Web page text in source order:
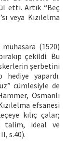
etti. Artık “Beç
veya Kızılelma
muhasara (1520)
çekildi. Bu
şerbetini
yapardı.
cümlesiyle de
Osmanlı
efsanesi
kılıç çalar;
talim, ideal ve
s.40).